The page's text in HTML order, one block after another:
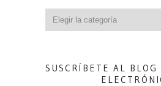
SUSCRÍBETE AL BLOG